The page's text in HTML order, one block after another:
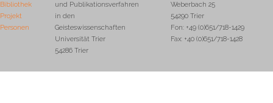
Bibliothek
Projekt
Personen
und Publikationsverfahren
in den
Geisteswissenschaften
Universität Trier
54286 Trier
Weberbach 25
54290 Trier
Fon: +49 (0)651/718-1429
Fax: +40 (0)651/718-1428